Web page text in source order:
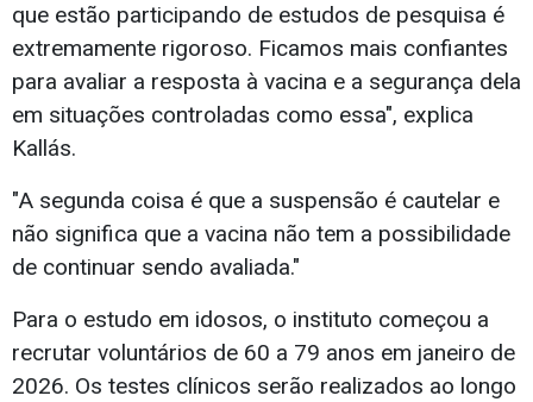
que estão participando de estudos de pesquisa é
extremamente rigoroso. Ficamos mais confiantes
para avaliar a resposta à vacina e a segurança dela
em situações controladas como essa", explica
Kallás.
"A segunda coisa é que a suspensão é cautelar e
não significa que a vacina não tem a possibilidade
de continuar sendo avaliada."
Para o estudo em idosos, o instituto começou a
recrutar voluntários de 60 a 79 anos em janeiro de
2026. Os testes clínicos serão realizados ao longo